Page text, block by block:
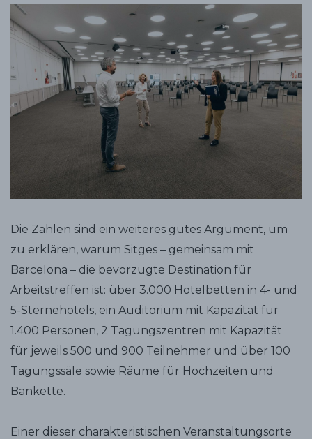
Die Zahlen sind ein weiteres gutes Argument, um
zu erklären, warum Sitges – gemeinsam mit
Barcelona – die bevorzugte Destination für
Arbeitstreffen ist: über 3.000 Hotelbetten in 4- und
5-Sternehotels, ein Auditorium mit Kapazität für
1.400 Personen, 2 Tagungszentren mit Kapazität
für jeweils 500 und 900 Teilnehmer und über 100
Tagungssäle sowie Räume für Hochzeiten und
Bankette.
Einer dieser charakteristischen Veranstaltungsorte